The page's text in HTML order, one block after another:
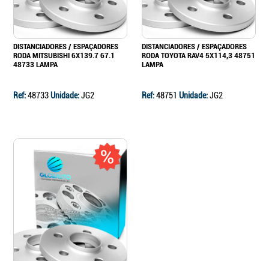
DISTANCIADORES / ESPAÇADORES
RODA MITSUBISHI 6X139.7 67.1
48733 LAMPA
Ref:48733Unidade:JG2
DISTANCIADORES / ESPAÇADORES
RODA TOYOTA RAV4 5X114,3 48751
LAMPA
Ref:48751 Unidade:JG2
Ir para o carrinho